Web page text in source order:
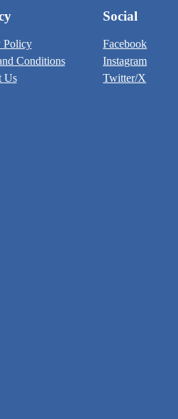
Policy
Conditions
Us
Social
Facebook
Instagram
Twitter/X